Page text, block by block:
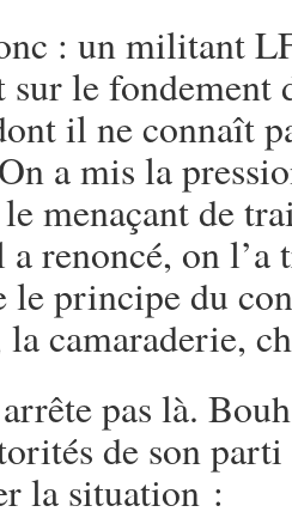
: un militant
sur le fondement
il ne connaît
a mis la
menaçant de
renoncé, on
le principe du
la camaraderie,
pas là.
de son
la situation :